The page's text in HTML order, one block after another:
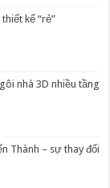
kế “rẻ”
nhà 3D nhiều tầng
Thành – sự thay đổi